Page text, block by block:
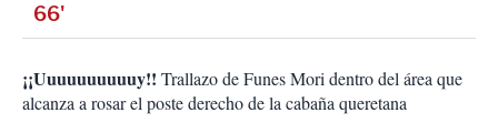
66'
¡¡Uuuuuuuuuuy!! Trallazo de Funes Mori dentro del área que
alcanza a rosar el poste derecho de la cabaña queretana